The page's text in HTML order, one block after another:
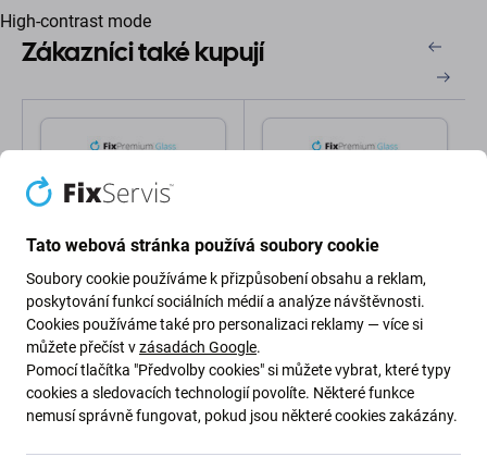
High-contrast mode
Zákazníci také kupují
FixPremium
FixPremium FullCover
Glass - Tvrzené sklo pro
Samsung Galaxy A14 5G
152 Kč
FixPremium
FixPremium Glass -
Samsung Galaxy A54 5G
101 Kč
Tato webová stránka používá soubory cookie
Soubory cookie používáme k přizpůsobení obsahu a reklam,
poskytování funkcí sociálních médií a analýze návštěvnosti.
Cookies používáme také pro personalizaci reklamy — více si
můžete přečíst vzásadách Google.
Pomocí tlačítka "Předvolby cookies" si můžete vybrat, které typy
cookies a sledovacích technologií povolíte. Některé funkce
nemusí správně fungovat, pokud jsou některé cookies zakázány.